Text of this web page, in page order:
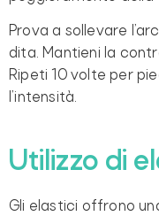
Prova a sollevare
dita. Mantieni la
Ripeti 10 volte per
l’intensità.
Utilizzo di
Gli elastici offrono